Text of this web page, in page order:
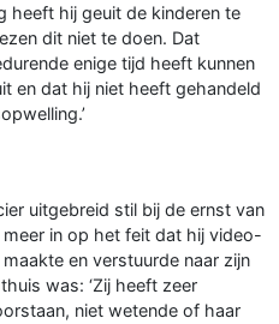
heeft hij geuit de kinderen te
dit niet te doen. Dat
enige tijd heeft kunnen
en dat hij niet heeft gehandeld
uitgebreid stil bij de ernst van
in op het feit dat hij video-
en verstuurde naar zijn
was: ‘Zij heeft zeer
niet wetende of haar